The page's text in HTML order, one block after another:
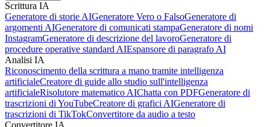
Scrittura IA
Generatore di storie AIGeneratore Vero o FalsoGeneratore di
argomenti AIGeneratore di comunicati stampaGeneratore di nomi
InstagramGeneratore di descrizione del lavoroGeneratore di
procedure operative standard AIEspansore di paragrafo AI
Analisi IA
Riconoscimento della scrittura a mano tramite intelligenza
artificialeCreatore di guide allo studio sull'intelligenza
artificialeRisolutore matematico AIChatta con PDFGeneratore di
trascrizioni di YouTubeCreatore di grafici AIGeneratore di
trascrizioni di TikTokConvertitore da audio a testo
Convertitore IA